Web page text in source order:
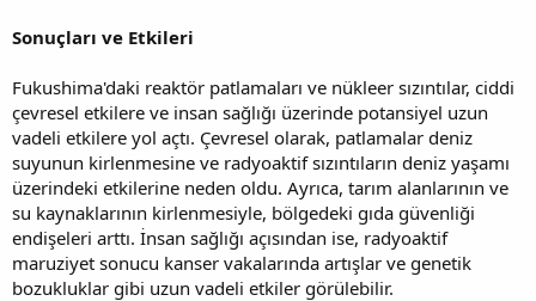
Sonuçları ve Etkileri
Fukushima'daki reaktör patlamaları ve nükleer sızıntılar, ciddi
çevresel etkilere ve insan sağlığı üzerinde potansiyel uzun
vadeli etkilere yol açtı. Çevresel olarak, patlamalar deniz
suyunun kirlenmesine ve radyoaktif sızıntıların deniz yaşamı
üzerindeki etkilerine neden oldu. Ayrıca, tarım alanlarının ve
su kaynaklarının kirlenmesiyle, bölgedeki gıda güvenliği
endişeleri arttı. İnsan sağlığı açısından ise, radyoaktif
maruziyet sonucu kanser vakalarında artışlar ve genetik
bozukluklar gibi uzun vadeli etkiler görülebilir.